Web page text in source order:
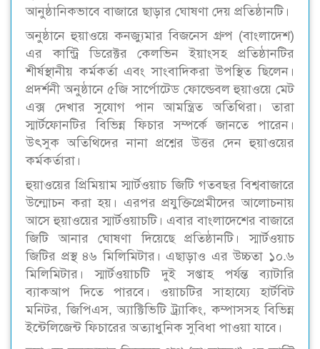
আনুষ্ঠানিকভাবে বাজারে ছাড়ার ঘোষণা দেয় প্রতিষ্ঠানটি।
অনুষ্ঠানে হুয়াওয়ে কনজ্যুমার বিজনেস গ্রুপ (বাংলাদেশ)
এর কান্ট্রি ডিরেক্টর কেলভিন ইয়াংসহ প্রতিষ্ঠানটির
শীর্ষস্থানীয় কর্মকর্তা এবং সাংবাদিকরা উপস্থিত ছিলেন।
প্রদর্শনী অনুষ্ঠানে ৫জি সার্পোটেড ফোল্ডেবল হুয়াওয়ে মেট
এক্স দেখার সুযোগ পান আমন্ত্রিত অতিথিরা। তারা
স্মার্টফোনটির বিভিন্ন ফিচার সম্পর্কে জানতে পারেন।
উৎসুক অতিথিদের নানা প্রশ্নের উত্তর দেন হুয়াওয়ের
কর্মকর্তারা।
হুয়াওয়ের প্রিমিয়াম স্মার্টওয়াচ জিটি গতবছর বিশ্ববাজারে
উন্মোচন করা হয়। এরপর প্রযুক্তিপ্রেমীদের আলোচনায়
আসে হুয়াওয়ের স্মার্টওয়াচটি। এবার বাংলাদেশের বাজারে
জিটি আনার ঘোষণা দিয়েছে প্রতিষ্ঠানটি। স্মার্টওয়াচ
জিটির প্রস্থ ৪৬ মিলিমিটার। এছাড়াও এর উচ্চতা ১০.৬
মিলিমিটার। স্মার্টওয়াচটি দুই সপ্তাহ পর্যন্ত ব্যাটারি
ব্যাকআপ দিতে পারবে। ওয়াচটির সাহায্যে হার্টবিট
মনিটর, জিপিএস, অ্যাক্টিভিটি ট্র্যাকিং, কম্পাসসহ বিভিন্ন
ইন্টেলিজেন্ট ফিচারের অত্যাধুনিক সুবিধা পাওয়া যাবে।